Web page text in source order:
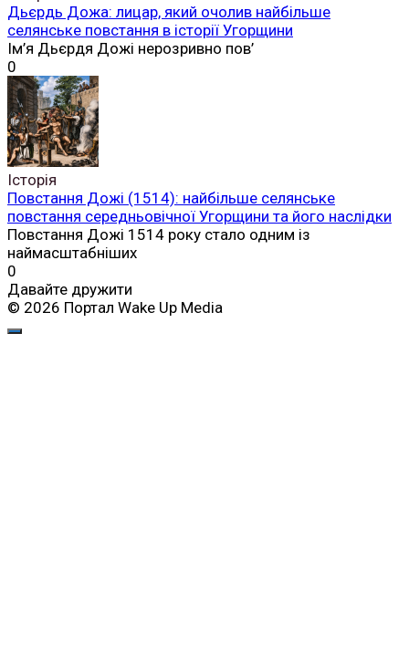
Дьєрдь Дожа: лицар, який очолив найбільше
селянське повстання в історії Угорщини
Ім’я Дьєрдя Дожі нерозривно пов’
0
Історія
Повстання Дожі (1514): найбільше селянське
повстання середньовічної Угорщини та його наслідки
Повстання Дожі 1514 року стало одним із
наймасштабніших
0
Давайте дружити
© 2026 Портал Wake Up Media